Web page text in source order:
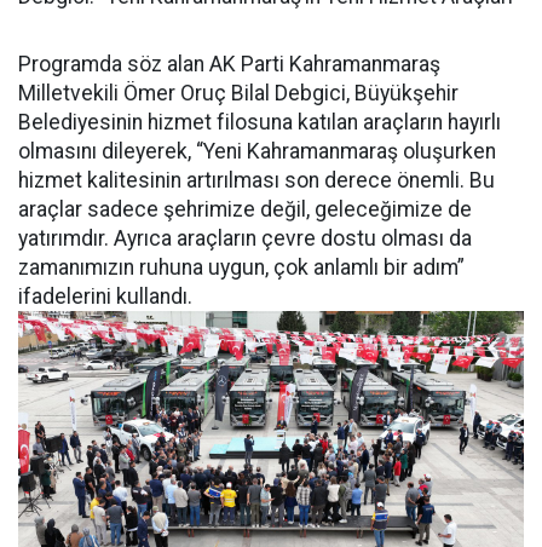
Programda söz alan AK Parti Kahramanmaraş
Milletvekili Ömer Oruç Bilal Debgici, Büyükşehir
Belediyesinin hizmet filosuna katılan araçların hayırlı
olmasını dileyerek, “Yeni Kahramanmaraş oluşurken
hizmet kalitesinin artırılması son derece önemli. Bu
araçlar sadece şehrimize değil, geleceğimize de
yatırımdır. Ayrıca araçların çevre dostu olması da
zamanımızın ruhuna uygun, çok anlamlı bir adım”
ifadelerini kullandı.